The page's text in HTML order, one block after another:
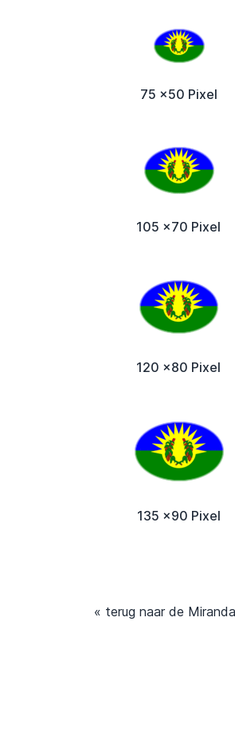
75 x50 Pixel
105 x70 Pixel
120 x80 Pixel
135 x90 Pixel
« terug naar de